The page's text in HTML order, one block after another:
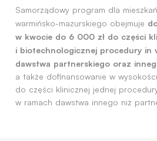
Samorządowy program dla
warmińsko-mazurskiego obejmuje
w kwocie do 6 000 zł do części
i biotechnologicznej procedury in
dawstwa partnerskiego oraz
a także dofinansowanie w
do części klinicznej jednej
w ramach dawstwa innego niż